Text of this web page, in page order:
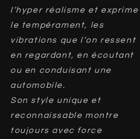
l’hyper réalisme et exprime
le tempérament, les
vibrations que l’on ressent
en regardant, en écoutant
ou en conduisant une
automobile.
Son style unique et
reconnaissable montre
toujours avec force